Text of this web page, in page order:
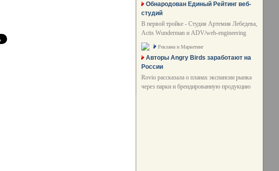
Обнародован Единый Рейтинг веб-
студий
В первой тройке - Студия Артемия Лебедева,
Actis Wunderman и ADV/web-engineering
Реклама и Маркетинг
Авторы Angry Birds заработают на
России
Rovio рассказала о планах экспансии рынка
через парки и брендированную продукцию